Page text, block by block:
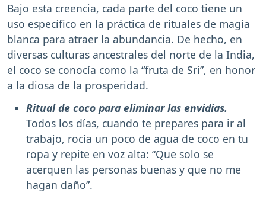
Bajo esta creencia, cada parte del coco tiene un
uso específico en la práctica de rituales de magia
blanca para atraer la abundancia. De hecho, en
diversas culturas ancestrales del norte de la India,
el coco se conocía como la “fruta de Sri”, en honor
a la diosa de la prosperidad.
Ritual de coco para eliminar las envidias.
Todos los días, cuando te prepares para ir al
trabajo, rocía un poco de agua de coco en tu
ropa y repite en voz alta: “Que solo se
acerquen las personas buenas y que no me
hagan daño”.